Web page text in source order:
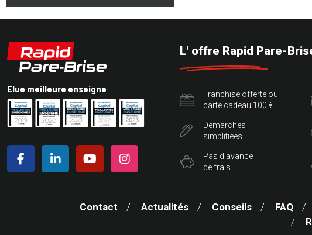
Elue meilleure enseigne
L' offre Rapid Pare-
Franchise offerte ou
carte cadeau 100 €
Démarches
simplifiées
Pas d'avance
de frais
Contact Actualités Conseils FAQ